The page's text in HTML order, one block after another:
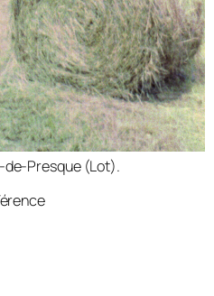
Presque (Lot).